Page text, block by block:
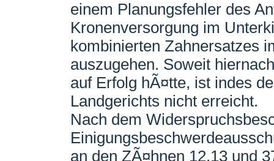
einem Planungsfehler des
Kronenversorgung im
kombinierten Zahnersatzes
auszugehen. Soweit
auf Erfolg hÃ¤tte, ist indes
Landgerichts nicht erreicht.
Nach dem
an den ZÃ¤hnen 12,13 und